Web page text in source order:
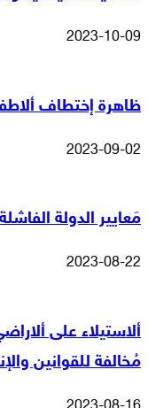
2023-10-09
ظاهرة إختطاف
2023-09-02
مَعايير الدولة الفاشلة
2023-08-22
ألاستيلاء على
مُخالفة للقوانين